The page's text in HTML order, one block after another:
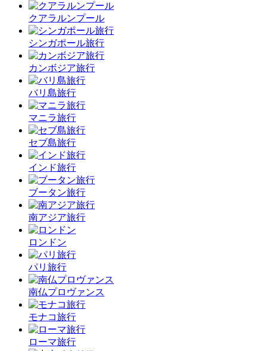
クアラルンプール
シンガポール旅行
カンボジア旅行
バリ島旅行
マニラ旅行
セブ島旅行
インド旅行
ブータン旅行
南アジア旅行
ロンドン
パリ旅行
南仏プロヴァンス
モナコ旅行
ローマ旅行